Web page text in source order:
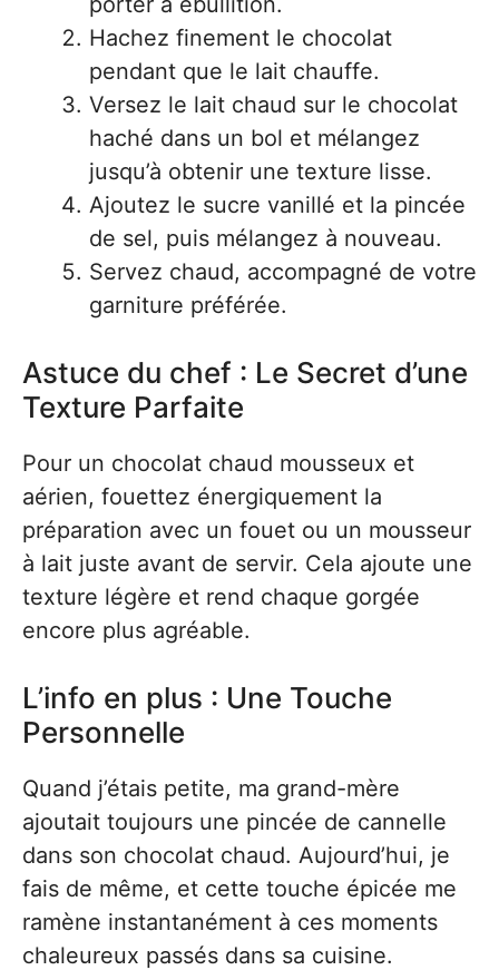
Hachez finement le chocolat
pendant que le lait chauffe.
Versez le lait chaud sur le chocolat
haché dans un bol et mélangez
jusqu’à obtenir une texture lisse.
Ajoutez le sucre vanillé et la pincée
de sel, puis mélangez à nouveau.
Servez chaud, accompagné de votre
garniture préférée.
Astuce du chef : Le Secret d’une
Texture Parfaite
Pour un chocolat chaud mousseux et
aérien, fouettez énergiquement la
préparation avec un fouet ou un mousseur
à lait juste avant de servir. Cela ajoute une
texture légère et rend chaque gorgée
encore plus agréable.
L’info en plus : Une Touche
Personnelle
Quand j’étais petite, ma grand-mère
ajoutait toujours une pincée de cannelle
dans son chocolat chaud. Aujourd’hui, je
fais de même, et cette touche épicée me
ramène instantanément à ces moments
chaleureux passés dans sa cuisine.